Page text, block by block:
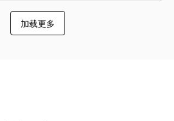
加载更多